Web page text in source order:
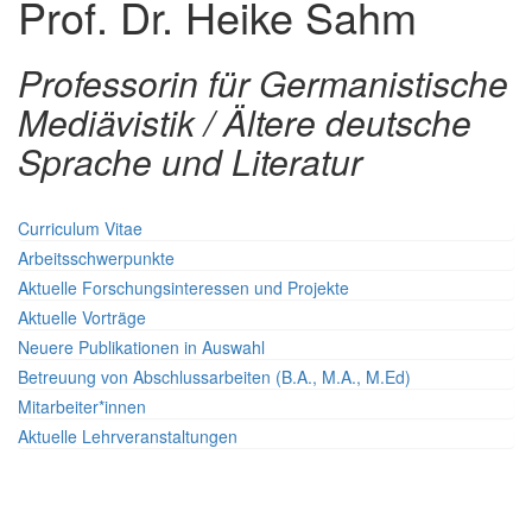
Prof. Dr. Heike Sahm
Professorin für Germanistische
Mediävistik / Ältere deutsche
Sprache und Literatur
Curriculum Vitae
Arbeitsschwerpunkte
Aktuelle Forschungsinteressen und Projekte
Aktuelle Vorträge
Neuere Publikationen in Auswahl
Betreuung von Abschlussarbeiten (B.A., M.A., M.Ed)
Mitarbeiter*innen
Aktuelle Lehrveranstaltungen